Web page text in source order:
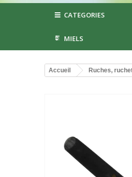
CATEGORIES
MIELS
Accueil Ruches,